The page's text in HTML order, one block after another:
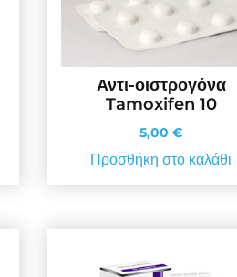
Αντι-οιστρογόνα
Tamoxifen 10
5,00€
Προσθήκη στο καλάθι